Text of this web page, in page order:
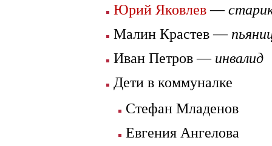
Юрий Яковлев—
Малин Крастев —
Иван Петров — инвалид
Дети в коммуналке
Стефан Младенов
Евгения Ангелова